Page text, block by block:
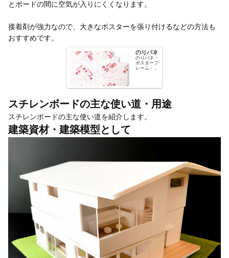
とボードの間に空気が入りにくくなります。
接着剤が強力なので、大きなポスターを張り付けるなどの方法も
おすすめです。
のりパネ
のりパネ・
ポスターフ
レーム・パ
業界最安値
エクスプレ
ス
スチレンボードの主な使い道・用途
スチレンボードの主な使い道を紹介します。
建築資材・建築模型として